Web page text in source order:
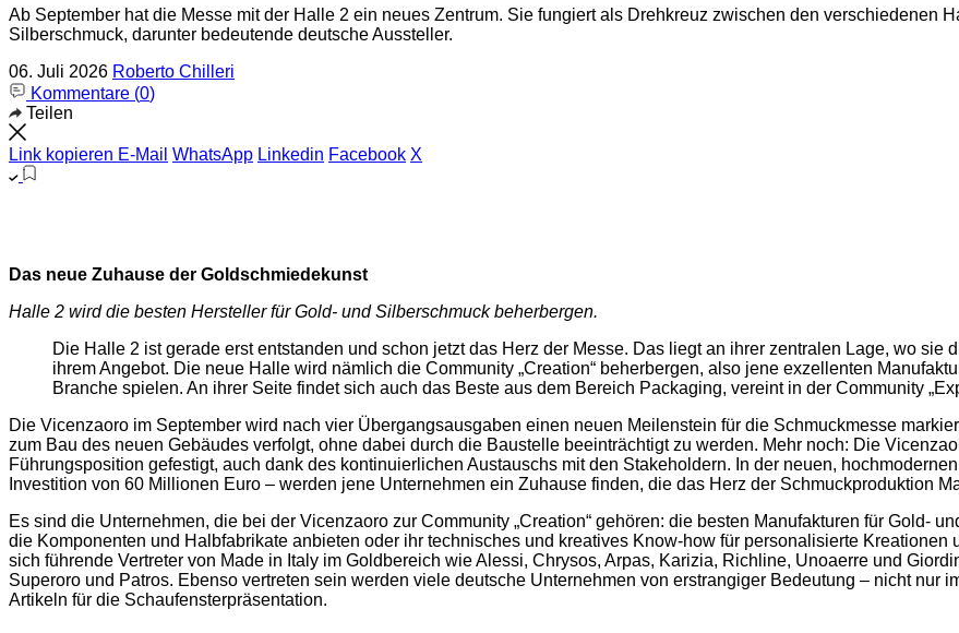
Ab September hat die Messe mit der Halle 2 ein neues Zentrum. Sie fungiert als Drehkreuz zwischen den verschiedenen
Silberschmuck, darunter bedeutende deutsche Aussteller.
06. Juli 2026 Roberto Chilleri
Kommentare (0)
Teilen
Link kopieren E-Mail WhatsApp Linkedin Facebook X
Das neue Zuhause der Goldschmiedekunst
Halle 2 wird die besten Hersteller für Gold- und Silberschmuck beherbergen.
Die Halle 2 ist gerade erst entstanden und schon jetzt das Herz der Messe. Das liegt an ihrer zentralen Lage, wo sie
ihrem Angebot. Die neue Halle wird nämlich die Community „Creation“ beherbergen, also jene exzellenten
Branche spielen. An ihrer Seite findet sich auch das Beste aus dem Bereich Packaging, vereint in der Community
Die Vicenzaoro im September wird nach vier Übergangsausgaben einen neuen Meilenstein für die Schmuckmesse
zum Bau des neuen Gebäudes verfolgt, ohne dabei durch die Baustelle beeinträchtigt zu werden. Mehr noch: Die
Führungsposition gefestigt, auch dank des kontinuierlichen Austauschs mit den Stakeholdern. In der neuen,
Investition von 60 Millionen Euro – werden jene Unternehmen ein Zuhause finden, die das Herz der Schmuckproduktion
Es sind die Unternehmen, die bei der Vicenzaoro zur Community „Creation“ gehören: die besten Manufakturen für Gold-
die Komponenten und Halbfabrikate anbieten oder ihr technisches und kreatives Know-how für personalisierte
sich führende Vertreter von Made in Italy im Goldbereich wie Alessi, Chrysos, Arpas, Karizia, Richline, Unoaerre und
Superoro und Patros. Ebenso vertreten sein werden viele deutsche Unternehmen von erstrangiger Bedeutung – nicht nur
Artikeln für die Schaufensterpräsentation.